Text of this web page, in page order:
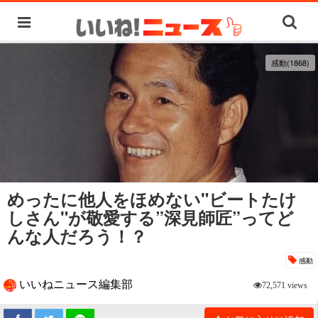
感動(1868)
めったに他人をほめない"ビートたけ
しさん"が敬愛する”深見師匠”ってど
んな人だろう！？
感動
いいねニュース編集部 72,571 views